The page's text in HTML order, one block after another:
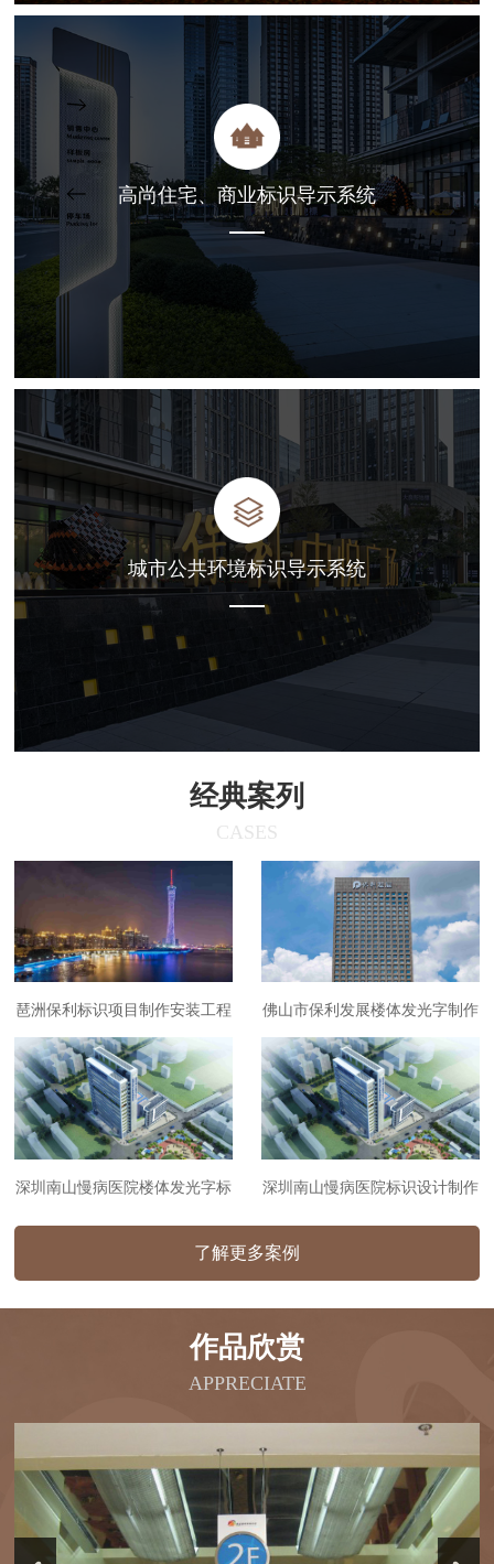
高尚住宅、商业标识导示系统
城市公共环境标识导示系统
经典案列
CASES
琶洲保利标识项目制作安装工程 佛山市保利发展楼体发光字制作
安装工程
深圳南山慢病医院楼体发光字标 深圳南山慢病医院标识设计制作
了解更多案例
作品欣赏
APPRECIATE